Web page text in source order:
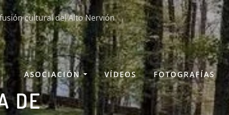
cultural del Alto Nervión
ASOCIACIÓN VÍDEOS FOTOGRAFÍAS
DE